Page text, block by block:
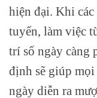
hiện đại. Khi
tuyến, làm việc
trí số ngày càng
định sẽ giúp
ngày diễn ra